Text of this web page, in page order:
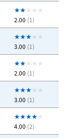
2.00 (1)
3.00 (1)
2.00 (1)
3.00 (1)
4.00 (2)